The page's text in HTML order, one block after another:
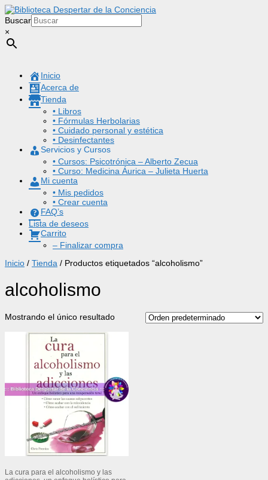
Buscar
×
Inicio
Acerca de
Tienda
• Libros
• Fórmulas Herbolarias
• Cuidado personal y estética
• Desinfectantes
Servicios y Cursos
• Cursos: Psicotrónica – Alberto Zecua
• Curso: Medicina Áurica – Julieta Huerta
Mi cuenta
• Mis pedidos
• Crear cuenta
FAQ’s
Lista de deseos
Carrito
– Finalizar compra
Inicio / Tienda / Productos etiquetados “alcoholismo”
alcoholismo
Mostrando el único resultado
La cura para el alcoholismo y las